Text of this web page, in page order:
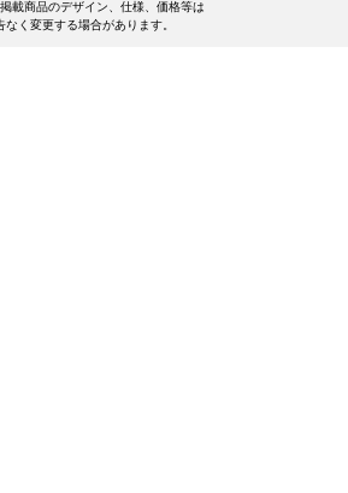
載商品のデザイン、仕様、価格等は
なく変更する場合があります。